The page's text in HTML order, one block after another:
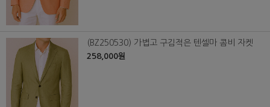
(BZ250530) 가볍고 구김적은 텐셀마 콤비 자켓
258,000원